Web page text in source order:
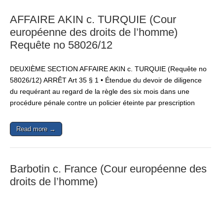
AFFAIRE AKIN c. TURQUIE (Cour
européenne des droits de l’homme)
Requête no 58026/12
DEUXIÈME SECTION AFFAIRE AKIN c. TURQUIE (Requête no
58026/12) ARRÊT Art 35 § 1 • Étendue du devoir de diligence
du requérant au regard de la règle des six mois dans une
procédure pénale contre un policier éteinte par prescription
Read more →
Barbotin c. France (Cour européenne des
droits de l’homme)